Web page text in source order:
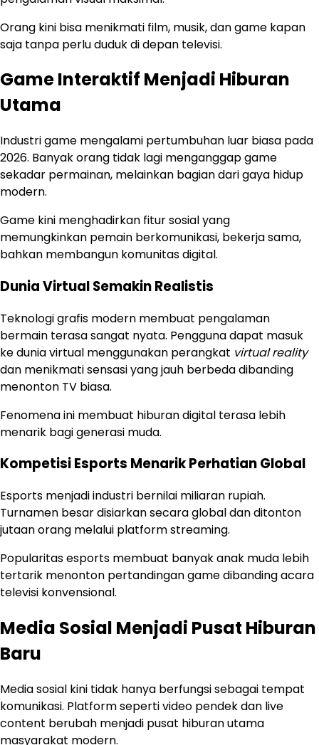
Orang kini bisa menikmati film, musik, dan game kapan
saja tanpa perlu duduk di depan televisi.
Game Interaktif Menjadi Hiburan
Utama
Industri game mengalami pertumbuhan luar biasa pada
2026. Banyak orang tidak lagi menganggap game
sekadar permainan, melainkan bagian dari gaya hidup
modern.
Game kini menghadirkan fitur sosial yang
memungkinkan pemain berkomunikasi, bekerja sama,
bahkan membangun komunitas digital.
Dunia Virtual Semakin Realistis
Teknologi grafis modern membuat pengalaman
bermain terasa sangat nyata. Pengguna dapat masuk
ke dunia virtual menggunakan perangkat virtual reality
dan menikmati sensasi yang jauh berbeda dibanding
menonton TV biasa.
Fenomena ini membuat hiburan digital terasa lebih
menarik bagi generasi muda.
Kompetisi Esports Menarik Perhatian Global
Esports menjadi industri bernilai miliaran rupiah.
Turnamen besar disiarkan secara global dan ditonton
jutaan orang melalui platform streaming.
Popularitas esports membuat banyak anak muda lebih
tertarik menonton pertandingan game dibanding acara
televisi konvensional.
Media Sosial Menjadi Pusat Hiburan
Baru
Media sosial kini tidak hanya berfungsi sebagai tempat
komunikasi. Platform seperti video pendek dan live
content berubah menjadi pusat hiburan utama
masyarakat modern.